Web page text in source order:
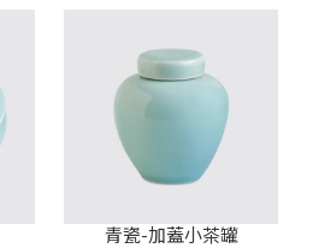
青瓷-加蓋小茶罐